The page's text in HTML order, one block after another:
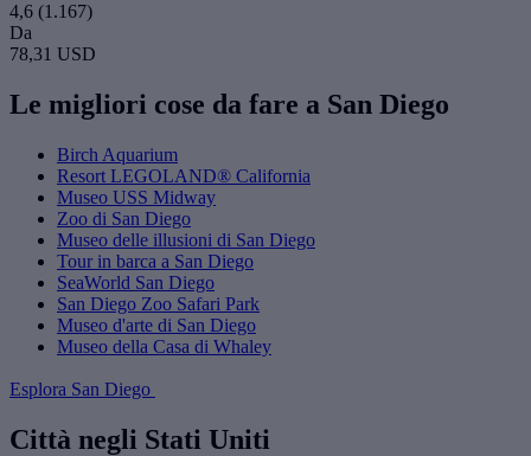
4,6 (1.167)
Da
78,31 USD
Le migliori cose da fare a San Diego
Birch Aquarium
Resort LEGOLAND® California
Museo USS Midway
Zoo di San Diego
Museo delle illusioni di San Diego
Tour in barca a San Diego
SeaWorld San Diego
San Diego Zoo Safari Park
Museo d'arte di San Diego
Museo della Casa di Whaley
Esplora San Diego
Città negli Stati Uniti